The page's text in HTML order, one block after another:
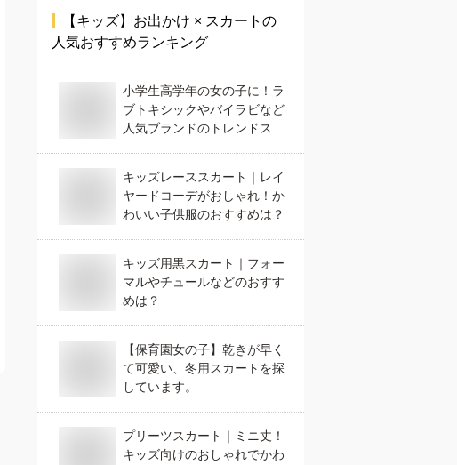
【キッズ】 お出かけ × スカート の
人気おすすめランキング
小学生高学年の女の子に！ラ
ブトキシックやバイラビなど
人気ブランドのトレンドスカ
キッズレーススカート｜レイ
ヤードコーデがおしゃれ！か
わいい子供服のおすすめは？
キッズ用黒スカート｜フォー
マルやチュールなどのおすす
めは？
【保育園女の子】乾きが早く
て可愛い、冬用スカートを探
しています。
プリーツスカート｜ミニ丈！
キッズ向けのおしゃれでかわ